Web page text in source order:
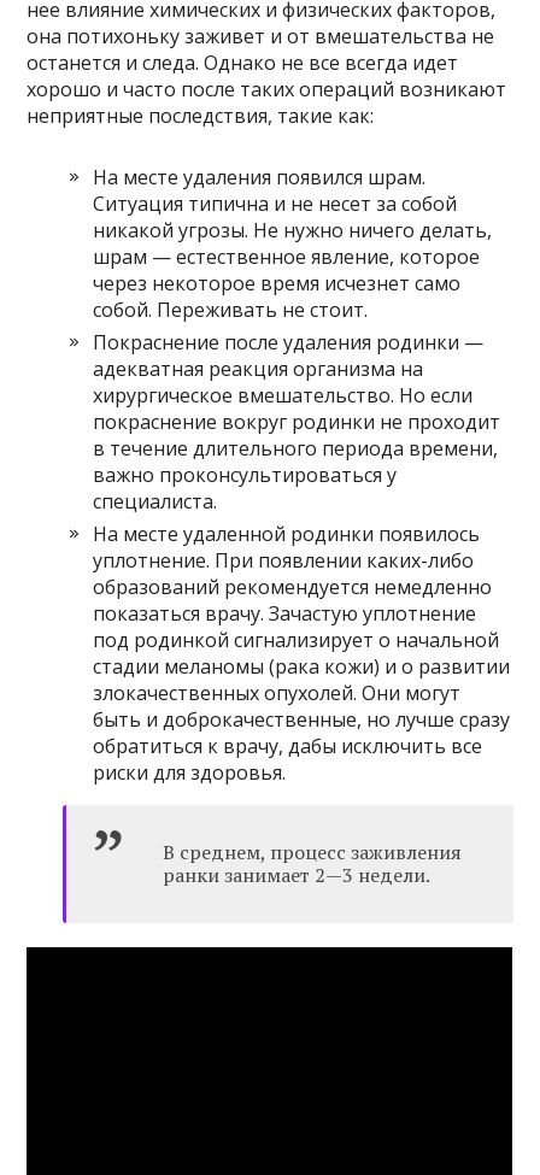
нее влияние химических и физических факторов,
она потихоньку заживет и от вмешательства не
останется и следа. Однако не все всегда идет
хорошо и часто после таких операций возникают
неприятные последствия, такие как:
На месте удаления появился шрам.
Ситуация типична и не несет за собой
никакой угрозы. Не нужно ничего делать,
шрам — естественное явление, которое
через некоторое время исчезнет само
собой. Переживать не стоит.
Покраснение после удаления родинки —
адекватная реакция организма на
хирургическое вмешательство. Но если
покраснение вокруг родинки не проходит
в течение длительного периода времени,
важно проконсультироваться у
специалиста.
На месте удаленной родинки появилось
уплотнение. При появлении каких-либо
образований рекомендуется немедленно
показаться врачу. Зачастую уплотнение
под родинкой сигнализирует о начальной
стадии меланомы (рака кожи) и о развитии
злокачественных опухолей. Они могут
быть и доброкачественные, но лучше сразу
обратиться к врачу, дабы исключить все
риски для здоровья.
В среднем, процесс заживления
ранки занимает 2—3 недели.